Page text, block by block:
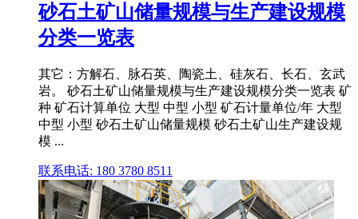
砂石土矿山储量规模与生产建设规模
分类一览表
其它：方解石、脉石英、陶瓷土、硅灰石、长石、玄武
岩。 砂石土矿山储量规模与生产建设规模分类一览表 矿
种 矿石计算单位 大型 中型 小型 矿石计量单位/年 大型
中型 小型 砂石土矿山储量规模 砂石土矿山生产建设规
模 ...
联系电话: 180 3780 8511